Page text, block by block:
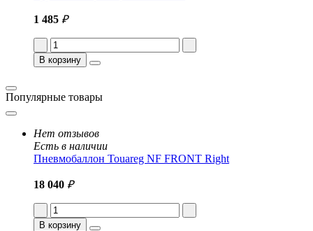
1 485 ₽
В корзину
Популярные товары
Нет отзывов
Есть в наличии
Пневмобаллон Touareg NF FRONT Right
18 040 ₽
В корзину